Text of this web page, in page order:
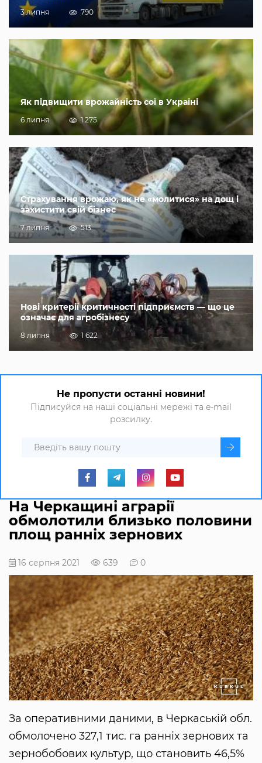
3 липня 790
Як підвищити врожайність сої в Україні
6 липня 1 275
Страхування врожаю, як не «молитися» на дощ і
захистити свій бізнес
7 липня 513
Нові критерії критичності підприємств — що це
означає для агробізнесу
8 липня 1 622
Не пропусти останні новини!
Підписуйся на наші соціальні мережі та e-mail
розсилку.
На Черкащині аграрії
обмолотили близько половини
площ ранніх зернових
16 серпня 2021 639 0
За оперативними даними, в Черкаській обл.
обмолочено 327,1 тис. га ранніх зернових та
зернобобових культур, що становить 46,5%